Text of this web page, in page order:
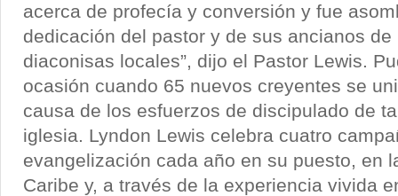
acerca de profecía y conversión y fue
dedicación del pastor y de sus ancianos
diaconisas locales”, dijo el Pastor Lewis.
ocasión cuando 65 nuevos creyentes se
causa de los esfuerzos de discipulado de
iglesia. Lyndon Lewis celebra cuatro
evangelización cada año en su puesto, en
Caribe y, a través de la experiencia vivida